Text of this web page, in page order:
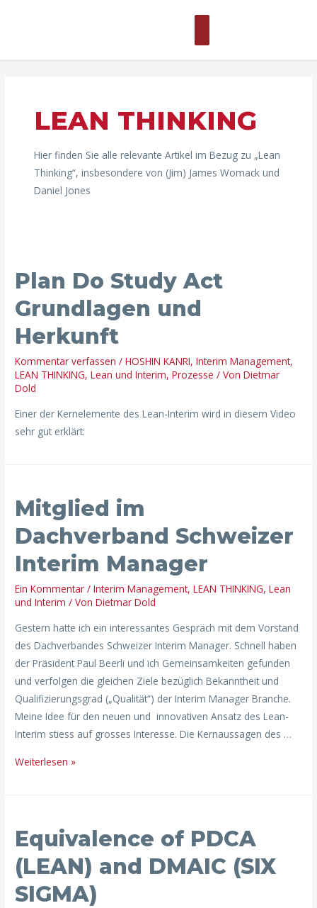
Hauptmenü
LEAN THINKING
Hier finden Sie alle relevante Artikel im Bezug zu „Lean
Thinking“, insbesondere von (Jim) James Womack und
Daniel Jones
Plan Do Study Act
Grundlagen und
Herkunft
Kommentar verfassen /HOSHIN KANRI,Interim Management,
LEAN THINKING,Lean und Interim,Prozesse / VonDietmar
Dold
Einer der Kernelemente des Lean-Interim wird in diesem Video
sehr gut erklärt:
Mitglied im
Dachverband Schweizer
Interim Manager
Ein Kommentar /Interim Management,LEAN THINKING,Lean
und Interim / VonDietmar Dold
Gestern hatte ich ein interessantes Gespräch mit dem Vorstand
des Dachverbandes Schweizer Interim Manager. Schnell haben
der Präsident Paul Beerli und ich Gemeinsamkeiten gefunden
und verfolgen die gleichen Ziele bezüglich Bekanntheit und
Qualifizierungsgrad („Qualität“) der Interim Manager Branche.
Meine Idee für den neuen und innovativen Ansatz des Lean-
Interim stiess auf grosses Interesse. Die Kernaussagen des …
im
Dachverband
Schweizer
Interim
Weiterlesen »
Equivalence of PDCA
(LEAN) and DMAIC (SIX
SIGMA)